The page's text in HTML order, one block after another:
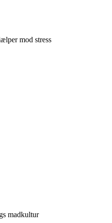
mod stress
madkultur